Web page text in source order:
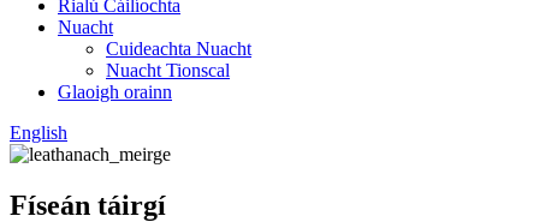
Rialú Cáilíochta
Nuacht
Cuideachta Nuacht
Nuacht Tionscal
Glaoigh orainn
English
Físeán táirgí